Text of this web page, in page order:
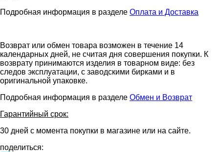
Подробная информация в разделе Оплата и Доставка
Возврат или обмен товара возможен в течение 14
календарных дней, не считая дня совершения покупки. К
возврату принимаются изделия в товарном виде: без
следов эксплуатации, с заводскими бирками и в
оригинальной упаковке.
Подробная информация в разделе Обмен и Возврат
Гарантийный срок:
30 дней с момента покупки в магазине или на сайте.
поделиться: